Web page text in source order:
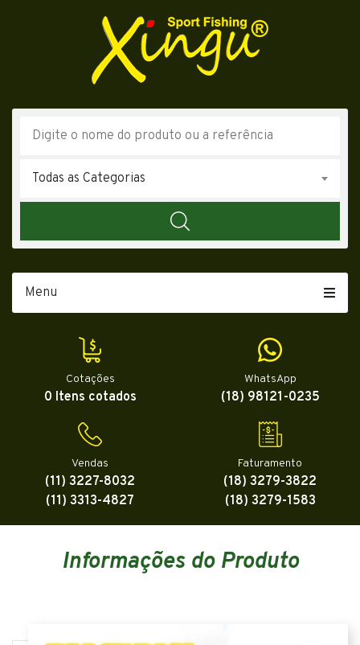
Todas as Categorias
Menu
Cotações
0 Itens cotados
WhatsApp
(18) 98121-0235
Vendas
(11) 3227-8032
(11) 3313-4827
Faturamento
(18) 3279-3822
(18) 3279-1583
Informações do Produto